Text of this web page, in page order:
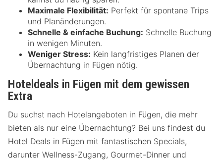
Maximale Flexibilität: Perfekt für spontane Trips
und Planänderungen.
Schnelle & einfache Buchung: Schnelle Buchung
in wenigen Minuten.
Weniger Stress: Kein langfristiges Planen der
Übernachtung in Fügen nötig.
Hoteldeals in Fügen mit dem gewissen
Extra
Du suchst nach Hotelangeboten in Fügen, die mehr
bieten als nur eine Übernachtung? Bei uns findest du
Hotel Deals in Fügen mit fantastischen Specials,
darunter Wellness-Zugang, Gourmet-Dinner und